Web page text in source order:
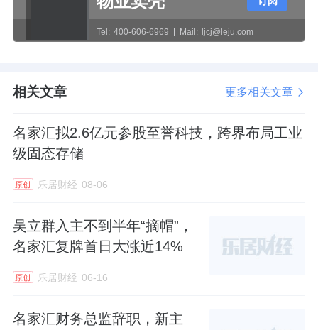
欠，已是景观照明行业的普遍经营现状。
在行业共性困境下，名家汇能够成功摘帽脱
史财务包袱，同步重塑长期经营模式，从根本
上解决生存与发展问题。
示解除的核心依据，是此前持续经营不确定性
相关问题全部消除，2025年度财务报告获得标
准无保留审计意见。依托司法重整，公司通过
结构，压降财务压力，资产负债表得到有效修
Tel: 400-606-6969 Mail: ljcj@leju.com
相关文章 更多相关文章
名家汇拟2.6亿元参股至誉科技，跨界布局工业
级固态存储
原创 乐居财经 08-06
吴立群入主不到半年“摘帽”，
名家汇复牌首日大涨近14%
原创 乐居财经 06-16
名家汇财务总监辞职，新主